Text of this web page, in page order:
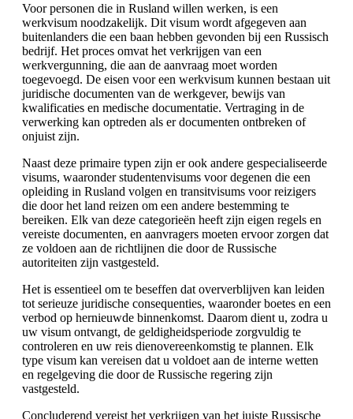
Voor personen die in Rusland willen werken, is een
werkvisum noodzakelijk. Dit visum wordt afgegeven aan
buitenlanders die een baan hebben gevonden bij een Russisch
bedrijf. Het proces omvat het verkrijgen van een
werkvergunning, die aan de aanvraag moet worden
toegevoegd. De eisen voor een werkvisum kunnen bestaan uit
juridische documenten van de werkgever, bewijs van
kwalificaties en medische documentatie. Vertraging in de
verwerking kan optreden als er documenten ontbreken of
onjuist zijn.
Naast deze primaire typen zijn er ook andere gespecialiseerde
visums, waaronder studentenvisums voor degenen die een
opleiding in Rusland volgen en transitvisums voor reizigers
die door het land reizen om een andere bestemming te
bereiken. Elk van deze categorieën heeft zijn eigen regels en
vereiste documenten, en aanvragers moeten ervoor zorgen dat
ze voldoen aan de richtlijnen die door de Russische
autoriteiten zijn vastgesteld.
Het is essentieel om te beseffen dat oververblijven kan leiden
tot serieuze juridische consequenties, waaronder boetes en een
verbod op hernieuwde binnenkomst. Daarom dient u, zodra u
uw visum ontvangt, de geldigheidsperiode zorgvuldig te
controleren en uw reis dienovereenkomstig te plannen. Elk
type visum kan vereisen dat u voldoet aan de interne wetten
en regelgeving die door de Russische regering zijn
vastgesteld.
Concluderend vereist het verkrijgen van het juiste Russische